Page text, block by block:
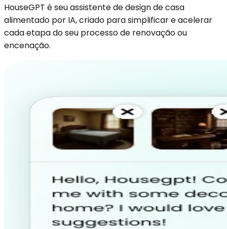
HouseGPT é seu assistente de design de casa
alimentado por IA, criado para simplificar e acelerar
cada etapa do seu processo de renovação ou
encenação.